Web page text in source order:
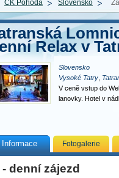
CK Pohoda Slovensko
Relax v
Slovensko
Vysoké Tatry
V ceně vstup do
lanovky. Hotel v
Informace Fotogalerie
- denní zájezd